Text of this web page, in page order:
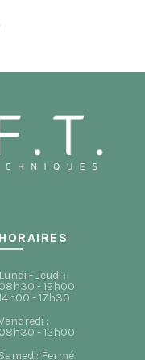
HORAIRES
Lundi - Jeudi :
08h30 - 12h00
- 17h30
:
08h30 - 12h00
Samedi: Fermé